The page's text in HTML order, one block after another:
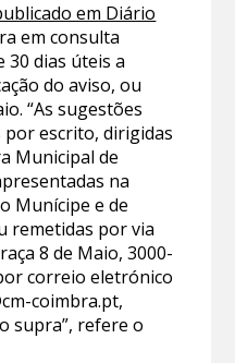
em Diário
em consulta
30 dias úteis a
do aviso, ou
“As sugestões
escrito, dirigidas
Municipal de
na
Munícipe e de
remetidas por via
8 de Maio, 3000-
correio eletrónico
coimbra.pt,
supra”, refere o